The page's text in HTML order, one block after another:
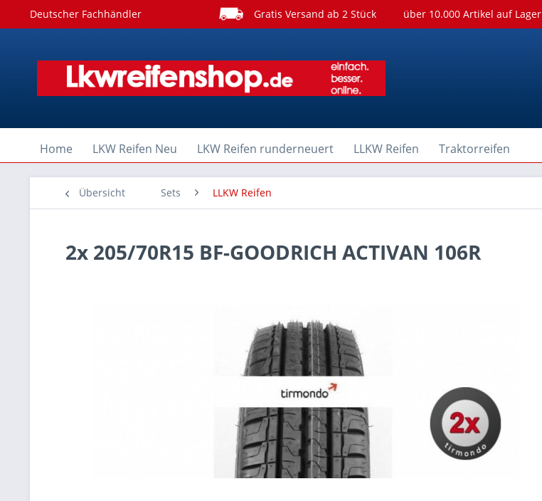
Deutscher Fachhändler Gratis Versand ab 2 Stück über 10.000 Artikel auf Lager
Home LKW Reifen Neu LKW Reifen runderneuert LLKW Reifen Traktorreifen
Übersicht Sets LLKW Reifen
2x 205/70R15 BF-GOODRICH ACTIVAN 106R